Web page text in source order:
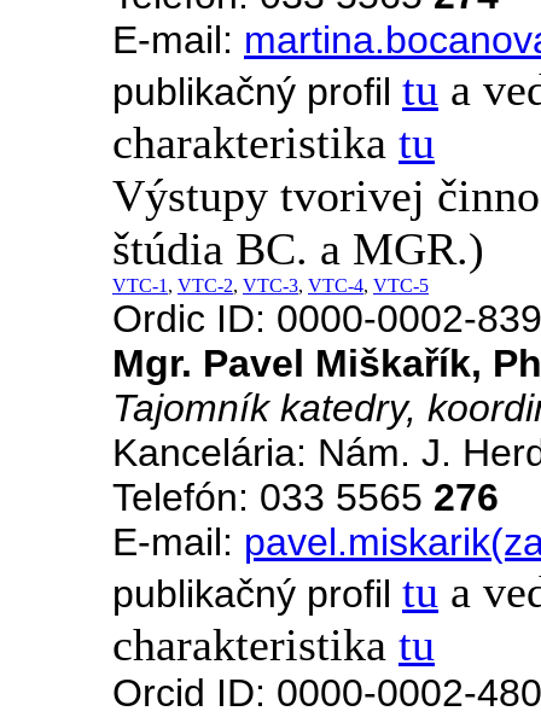
E-mail:
publikačný profil tu a
charakteristika tu
Výstupy tvorivej
štúdia BC. a MGR.)
VTC-1, VTC-2, VTC-3, VTC-4, VTC-5
Ordic ID: 0000-0002-
Mgr. Pavel Miškařík,
Tajomník katedry,
Kancelária: Nám. J.
Telefón: 033 5565 276
E-mail:
publikačný profil tu a
charakteristika tu
Orcid ID: 0000-0002-